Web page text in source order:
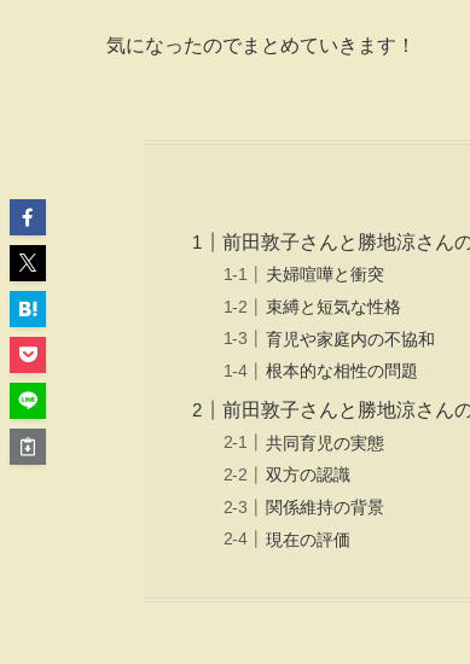
気になったのでまとめていきます！
前田敦子さんと勝地涼さん
夫婦喧嘩と衝突
束縛と短気な性格
育児や家庭内の不協和
根本的な相性の問題
前田敦子さんと勝地涼さん
共同育児の実態
双方の認識
関係維持の背景
現在の評価